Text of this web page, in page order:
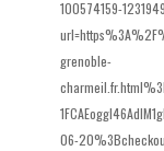
100574159-
grenoble-
06-